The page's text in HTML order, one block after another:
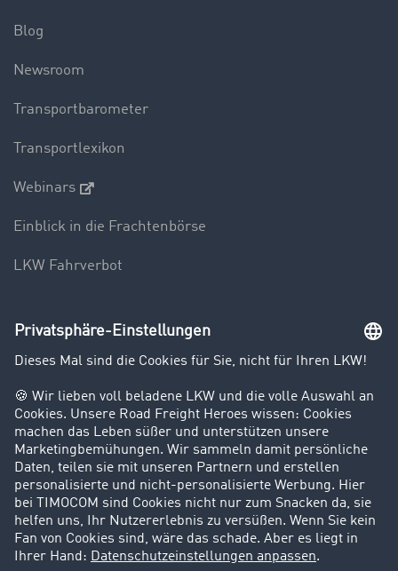
Blog
Newsroom
Transportbarometer
Transportlexikon
Webinars
Einblick in die Frachtenbörse
LKW Fahrverbot
Unternehmen
Kunden werben Kunden
Success Stories
Karriere
Support
Kontakt